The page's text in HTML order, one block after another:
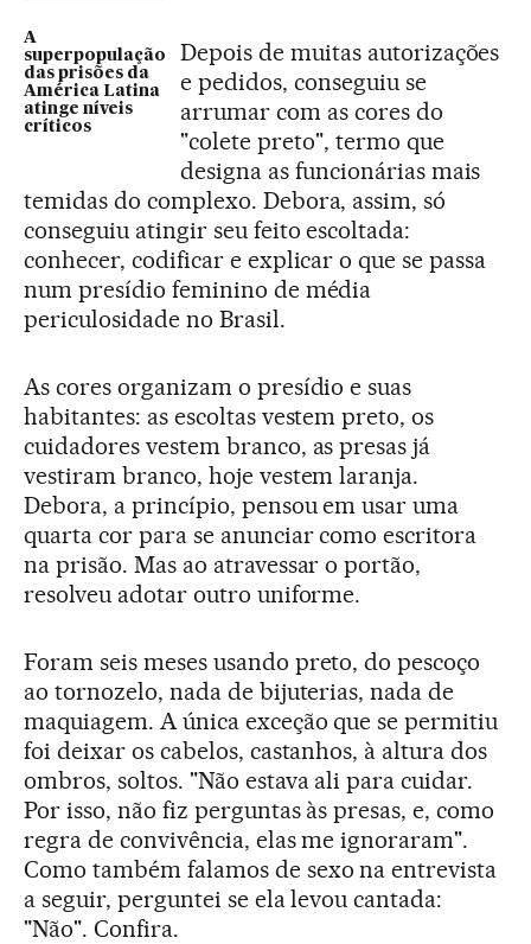
A
superpopulação
das prisões da
América Latina
atinge níveis
críticos
Depois de muitas autorizações
e pedidos, conseguiu se
arrumar com as cores do
"colete preto", termo que
designa as funcionárias mais
temidas do complexo. Debora, assim, só
conseguiu atingir seu feito escoltada:
conhecer, codificar e explicar o que se passa
num presídio feminino de média
periculosidade no Brasil.
As cores organizam o presídio e suas
habitantes: as escoltas vestem preto, os
cuidadores vestem branco, as presas já
vestiram branco, hoje vestem laranja.
Debora, a princípio, pensou em usar uma
quarta cor para se anunciar como escritora
na prisão. Mas ao atravessar o portão,
resolveu adotar outro uniforme.
Foram seis meses usando preto, do pescoço
ao tornozelo, nada de bijuterias, nada de
maquiagem. A única exceção que se permitiu
foi deixar os cabelos, castanhos, à altura dos
ombros, soltos. "Não estava ali para cuidar.
Por isso, não fiz perguntas às presas, e, como
regra de convivência, elas me ignoraram".
Como também falamos de sexo na entrevista
a seguir, perguntei se ela levou cantada:
"Não". Confira.